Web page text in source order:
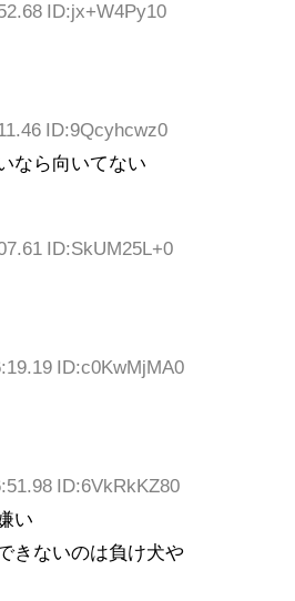
ID:jx+W4Py10
ID:9Qcyhcwz0
なら向いてない
ID:SkUM25L+0
ID:c0KwMjMA0
ID:6VkRkKZ80
い
きないのは負け犬や